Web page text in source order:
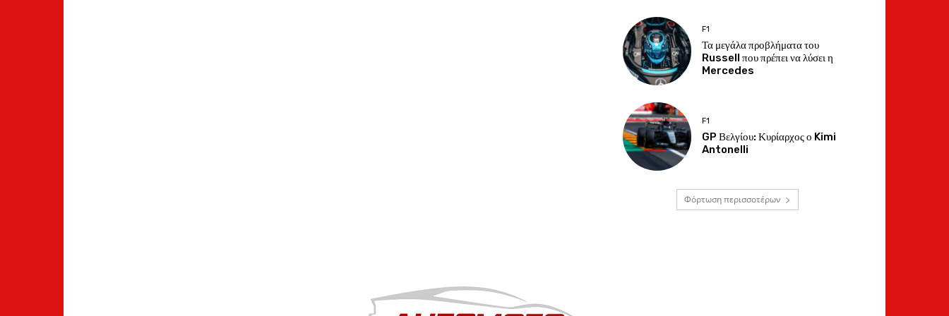
F1
Τα μεγάλα προβλήματα του
Russell που πρέπει να λύσει η
Mercedes
F1
GP Βελγίου: Κυρίαρχος ο Kimi
Antonelli
Φόρτωση περισσοτέρων